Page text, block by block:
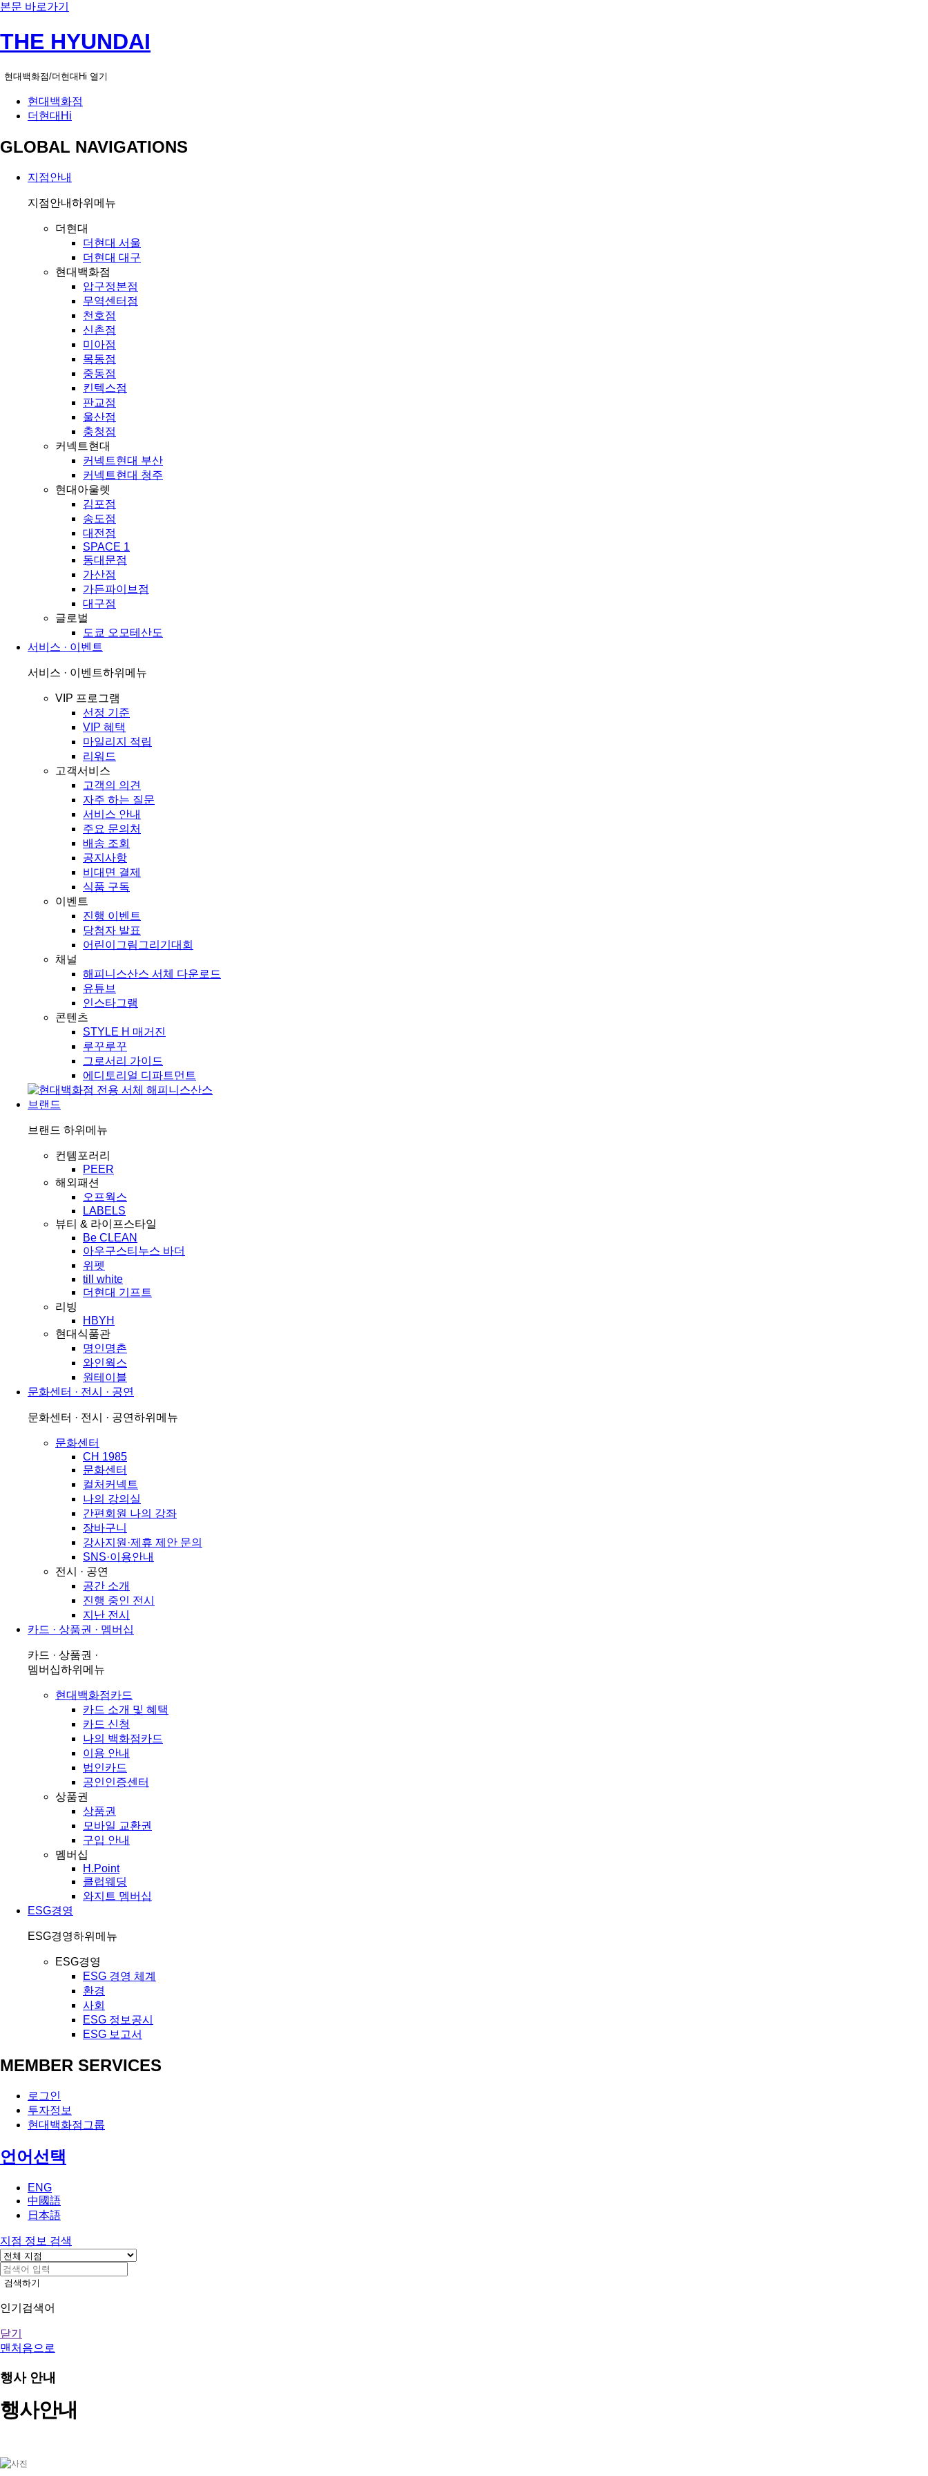
본문 바로가기
THE HYUNDAI
현대백화점/더현대Hi 열기
현대백화점
더현대Hi
GLOBAL NAVIGATIONS
지점안내
지점안내하위메뉴
더현대
더현대 서울
더현대 대구
현대백화점
압구정본점
무역센터점
천호점
신촌점
미아점
목동점
중동점
킨텍스점
판교점
울산점
충청점
커넥트현대
커넥트현대 부산
커넥트현대 청주
현대아울렛
김포점
송도점
대전점
SPACE 1
동대문점
가산점
가든파이브점
대구점
글로벌
도쿄 오모테산도
서비스 · 이벤트
서비스 · 이벤트하위메뉴
VIP 프로그램
선정 기준
VIP 혜택
마일리지 적립
리워드
고객서비스
고객의 의견
자주 하는 질문
서비스 안내
주요 문의처
배송 조회
공지사항
비대면 결제
식품 구독
이벤트
진행 이벤트
당첨자 발표
어린이그림그리기대회
채널
해피니스산스 서체 다운로드
유튜브
인스타그램
콘텐츠
STYLE H 매거진
루꾸루꾸
그로서리 가이드
에디토리얼 디파트먼트
브랜드
브랜드 하위메뉴
컨템포러리
PEER
해외패션
오프웍스
LABELS
뷰티 & 라이프스타일
Be CLEAN
아우구스티누스 바더
위펫
till white
더현대 기프트
리빙
HBYH
현대식품관
명인명촌
와인웍스
원테이블
문화센터 · 전시 · 공연
문화센터 · 전시 · 공연하위메뉴
문화센터
CH 1985
문화센터
컬처커넥트
나의 강의실
간편회원 나의 강좌
장바구니
강사지원·제휴 제안 문의
SNS·이용안내
전시 · 공연
공간 소개
진행 중인 전시
지난 전시
카드 · 상품권 · 멤버십
카드 · 상품권 ·
멤버십하위메뉴
현대백화점카드
카드 소개 및 혜택
카드 신청
나의 백화점카드
이용 안내
법인카드
공인인증센터
상품권
상품권
모바일 교환권
구입 안내
멤버십
H.Point
클럽웨딩
와지트 멤버십
ESG경영
ESG경영하위메뉴
ESG경영
ESG 경영 체계
환경
사회
ESG 정보공시
ESG 보고서
MEMBER SERVICES
로그인
투자정보
현대백화점그룹
언어선택
ENG
中國語
日本語
지점 정보 검색
검색하기
인기검색어
닫기
맨처음으로
행사 안내
행사안내